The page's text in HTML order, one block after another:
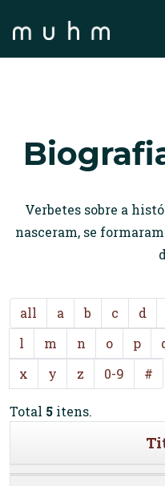
Verbetes sobre a
nasceram, se
all a b c d
l
m n o p
x
y z 0-9 #
Total 5 itens.